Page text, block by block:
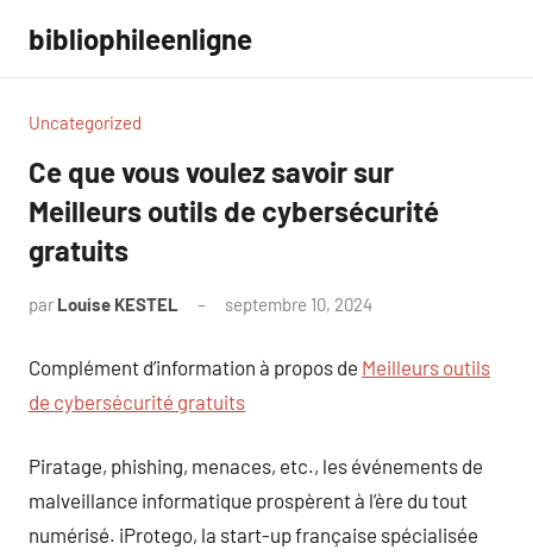
contenu
bibliophileenligne
Uncategorized
Ce que vous voulez savoir sur
Meilleurs outils de cybersécurité
gratuits
par Louise KESTEL septembre 10, 2024
Complément d’information à propos de Meilleurs outils
de cybersécurité gratuits
Piratage, phishing, menaces, etc., les événements de
malveillance informatique prospèrent à l’ère du tout
numérisé. iProtego, la start-up française spécialisée